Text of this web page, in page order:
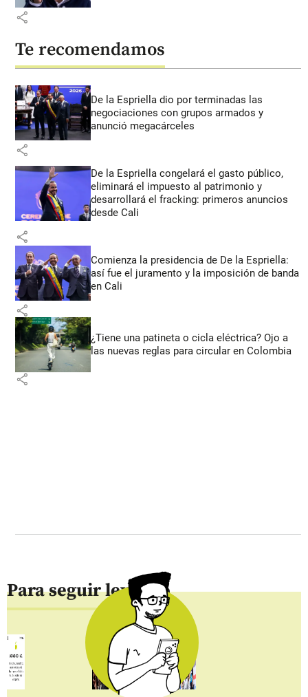
share
Te recomendamos
De la Espriella dio por terminadas las
negociaciones con grupos armados y
anunció megacárceles
share
De la Espriella congelará el gasto público,
eliminará el impuesto al patrimonio y
desarrollará el fracking: primeros anuncios
desde Cali
share
Comienza la presidencia de De la Espriella:
así fue el juramento y la imposición de banda
en Cali
share
¿Tiene una patineta o cicla eléctrica? Ojo a
las nuevas reglas para circular en Colombia
share
Para seguir leyendo